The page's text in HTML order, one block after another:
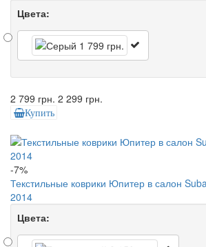
Цвета:
2 799 грн. 2 299 грн.
Купить
-7%
Текстильные коврики Юпитер в салон
2014
Цвета: